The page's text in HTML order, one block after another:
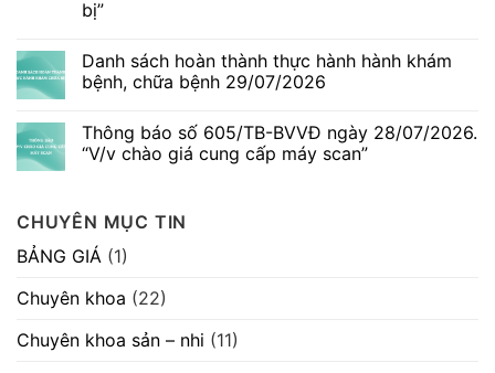
ngày
mời
chào
hàng
máy
móc
thiết
Ngứa
kỳ
–
Dấu
gặp
nhưng
không
bị”
bình
luận
ở
số
580/TB-
BVVĐ
mời
chào
hàng
cạnh
máy
móc
bị”
Danh sách hoàn thành thực hành hành khám
bệnh, chữa bệnh 29/07/2026
bình
luận
thành
thực
hành
hành
bệnh,
chữa
29/07/2026
Thông báo số 605/TB-BVVĐ ngày 28/07/2026.
“V/v chào giá cung cấp máy scan”
luận
ở
Thông
báo
605/TB-
BVVĐ
28/07/2026.
“V/v
CHUYÊN MỤC TIN
BẢNG GIÁ (1)
Chuyên khoa (22)
Chuyên khoa sản – nhi (11)